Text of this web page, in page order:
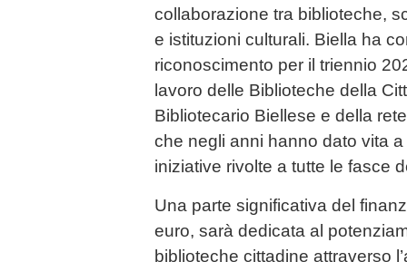
collaborazione tra biblioteche,
e istituzioni culturali. Biella ha
riconoscimento per il triennio
lavoro delle Biblioteche della
Bibliotecario Biellese e della
che negli anni hanno dato vita
iniziative rivolte a tutte le fasce
Una parte significativa del
euro, sarà dedicata al
biblioteche cittadine attraverso